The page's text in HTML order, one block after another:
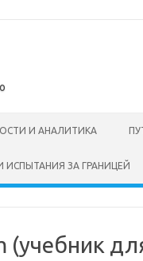
И АНАЛИТИКА
ИСПЫТАНИЯ ЗА ГРАНИЦЕЙ
(учебник